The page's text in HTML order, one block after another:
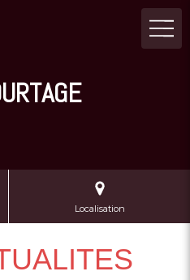
Localisation